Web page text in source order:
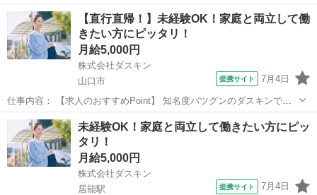
10:00~17:00/10:00~16:00/10:00~15:00/09:30~14:00 [勤務地・最寄
駅]： 山口県周南市 ※勤務エリア選択可 ワールド・ファ...
山口 周南市 営業
【直行直帰！】未経験OK！家庭と両立して働
きたい方にピッタリ！
月給5,000円
株式会社ダスキン
山口市
提携サイト 7月4日
仕事内容： 【求人のおすすめPoint】 知名度バツグンのダスキンでお
仕事 未経験OK！研修充実！定着率90％以上 無理な営業やノルマはあ
りません 頑張った分だけ稼げる完全出来高制 基本直行直帰でOK！私
生活とも両立可能 扶...
山口 山口市 営業
未経験OK！家庭と両立して働きたい方にピッ
タリ！
月給5,000円
株式会社ダスキン
居能駅
提携サイト 7月4日